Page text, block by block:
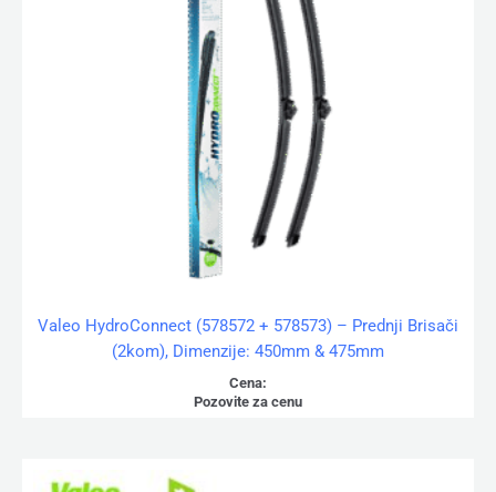
Valeo HydroConnect (578572 + 578573) – Prednji Brisači
(2kom), Dimenzije: 450mm & 475mm
Cena:
Pozovite za cenu